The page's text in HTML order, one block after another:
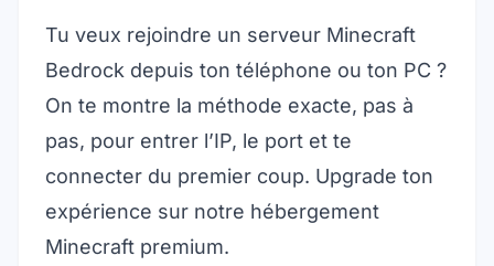
Tu veux rejoindre un serveur Minecraft
Bedrock depuis ton téléphone ou ton PC ?
On te montre la méthode exacte, pas à
pas, pour entrer l’IP, le port et te
connecter du premier coup. Upgrade ton
expérience sur notre hébergement
Minecraft premium.